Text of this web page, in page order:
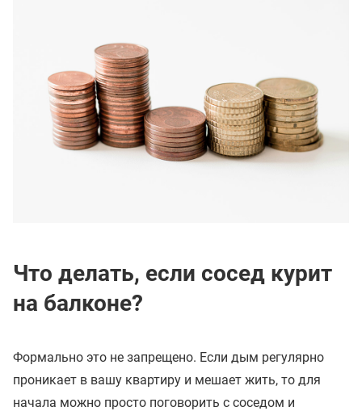
Что делать, если сосед курит
на балконе?
Формально это не запрещено. Если дым регулярно
проникает в вашу квартиру и мешает жить, то для
начала можно просто поговорить с соседом и